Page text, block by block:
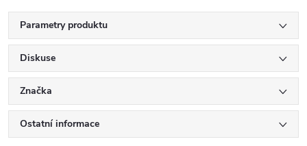
Parametry produktu
Diskuse
Značka
Ostatní informace